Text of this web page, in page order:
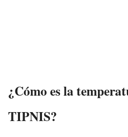
¿Cómo es la
TIPNIS?